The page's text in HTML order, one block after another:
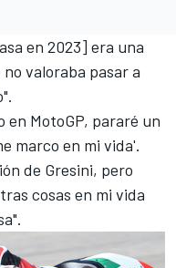
en 2023] era una
valoraba pasar a
en MotoGP, pararé un
marco en mi vida'.
de Gresini, pero
cosas en mi vida